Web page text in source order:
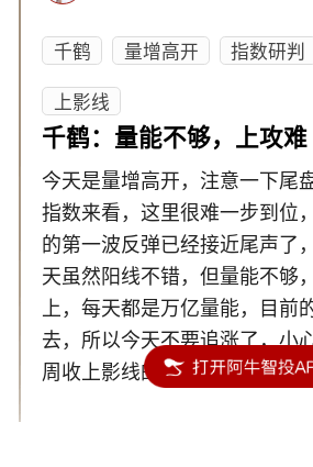
千鹤 量增高开 指数研判
上影线
千鹤：量能不够，上攻难
今天是量增高开，注意一下尾
指数来看，这里很难一步到位
的第一波反弹已经接近尾声了
天虽然阳线不错，但量能不够
上，每天都是万亿量能，目前
去，所以今天不要追涨了，小
周收上影线的概率会大点。